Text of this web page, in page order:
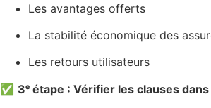
Les avantages offerts
La stabilité économique des
Les retours utilisateurs
✅ 3ᵉ étape : Vérifier les clauses